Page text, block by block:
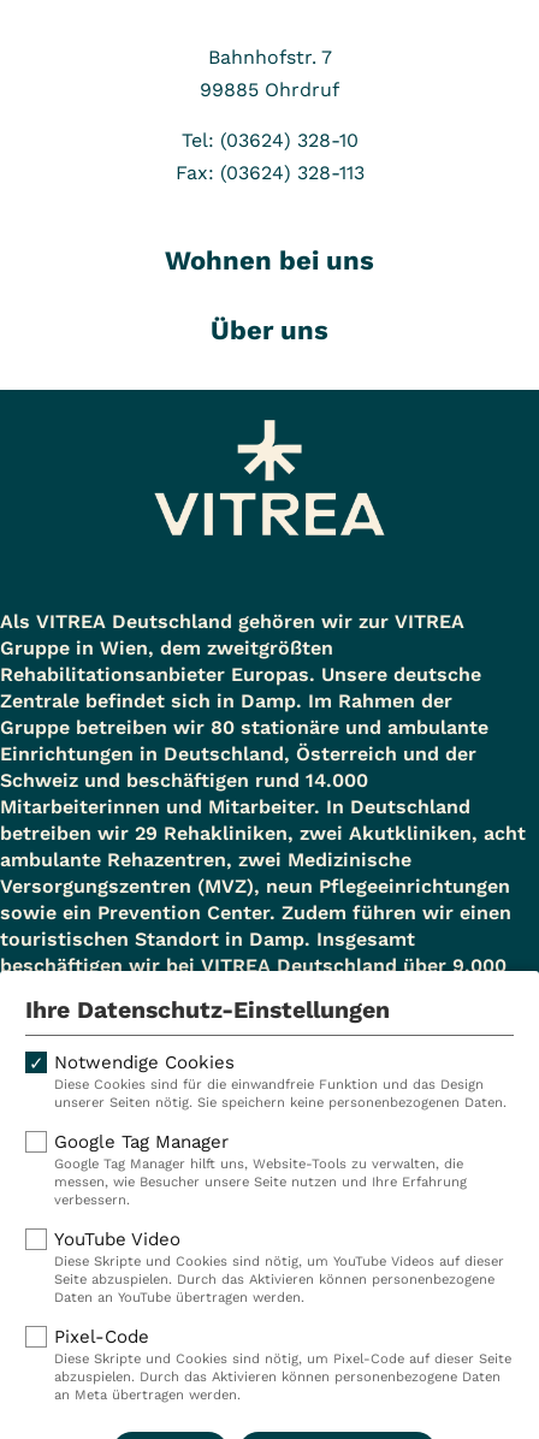
Bahnhofstr. 7
99885 Ohrdruf
Tel: (03624) 328-10
Fax: (03624) 328-113
Wohnen bei uns
Über uns
Als VITREA Deutschland gehören wir zur VITREA
Gruppe in Wien, dem zweitgrößten
Rehabilitationsanbieter Europas. Unsere deutsche
Zentrale befindet sich in Damp. Im Rahmen der
Gruppe betreiben wir 80 stationäre und ambulante
Einrichtungen in Deutschland, Österreich und der
Schweiz und beschäftigen rund 14.000
Mitarbeiterinnen und Mitarbeiter. In Deutschland
betreiben wir 29 Rehakliniken, zwei Akutkliniken, acht
ambulante Rehazentren, zwei Medizinische
Versorgungszentren (MVZ), neun Pflegeeinrichtungen
sowie ein Prevention Center. Zudem führen wir einen
touristischen Standort in Damp. Insgesamt
beschäftigen wir bei VITREA Deutschland über 9.000
Kliniken
Ambulant
Reha
Prävention
Karriere
VITREA Deutschland
IMPRESSUM
HINWEISGEBERSYSTEM
AUFSICHTSBEHÖRDEN
Ihre Datenschutz-Einstellungen
Notwendige Cookies
Diese Cookies sind für die einwandfreie Funktion und das Design
unserer Seiten nötig. Sie speichern keine personenbezogenen Daten.
Google Tag Manager
Google Tag Manager hilft uns, Website-Tools zu verwalten, die
messen, wie Besucher unsere Seite nutzen und Ihre Erfahrung
verbessern.
YouTube Video
Diese Skripte und Cookies sind nötig, um YouTube Videos auf dieser
Seite abzuspielen. Durch das Aktivieren können personenbezogene
Daten an YouTube übertragen werden.
Pixel-Code
Diese Skripte und Cookies sind nötig, um Pixel-Code auf dieser Seite
abzuspielen. Durch das Aktivieren können personenbezogene Daten
an Meta übertragen werden.